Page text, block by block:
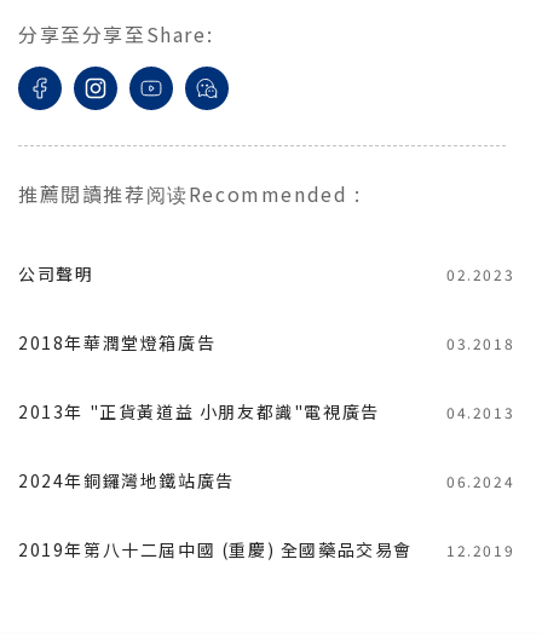
分享至分享至Share:
推薦閱讀推荐阅读Recommended :
公司聲明 02.2023
2018年華潤堂燈箱廣告 03.2018
2013年 "正貨黃道益 小朋友都識"電視廣告 04.2013
2024年銅鑼灣地鐵站廣告 06.2024
2019年第八十二屆中國 (重慶) 全國藥品交易會 12.2019